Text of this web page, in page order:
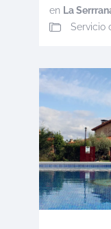
en La
Servicio